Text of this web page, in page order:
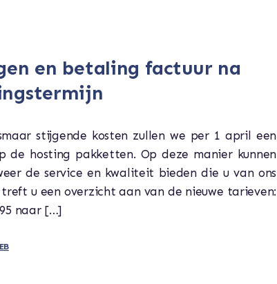
en betaling factuur na
stijgende kosten zullen we per 1 april een
de hosting pakketten. Op deze manier kunnen
de service en kwaliteit bieden die u van ons
u een overzicht aan van de nieuwe tarieven:
naar […]